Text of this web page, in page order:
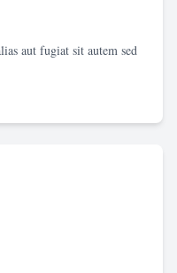
aut fugiat sit autem sed